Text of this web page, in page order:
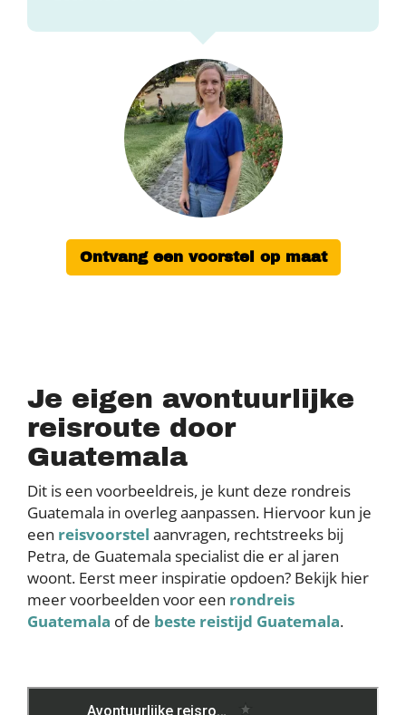
Ontvang een voorstel op maat
Je eigen avontuurlijke
reisroute door
Guatemala
Dit is een voorbeeldreis, je kunt deze rondreis
Guatemala in overleg aanpassen. Hiervoor kun je
een reisvoorstel aanvragen, rechtstreeks bij
Petra, de Guatemala specialist die er al jaren
woont. Eerst meer inspiratie opdoen? Bekijk hier
meer voorbeelden voor een rondreis
Guatemala of de beste reistijd Guatemala.